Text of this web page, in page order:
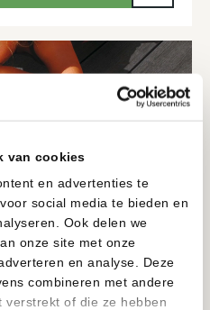
van cookies
en advertenties te
social media te bieden en
Ook delen we
onze site met onze
en analyse. Deze
combineren met andere
verstrekt of die ze hebben
(210MM) MET FIJNE